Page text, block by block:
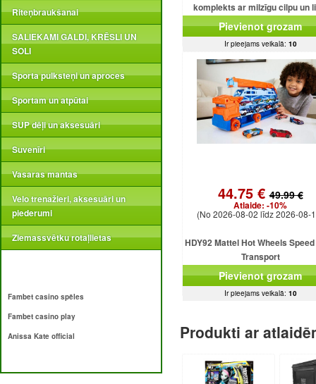
Riteņbraukšanai
SALIEKAMI GALDI, KRĒSLI UN
SOLI
Sporta pulksteņi un aproces
Sportam un atpūtai
SUP dēļi un aksesuāri
Suvenīri
Vasaras mantas
Velo trenažieri, aksesuāri un
piederumi
Ziemassvētku rotaļlietas
Fambet casino spēles
Fambet casino play
Anissa Kate official
komplekts ar milzīgu cilpu un
dinozauru
Pievienot grozam
Ir pieejams veikalā: 10
44.75 €49.99 €
Atlaide: -10%
(No 2026-08-02 līdz 2026-08-
HDY92 Mattel Hot Wheels
Transport
Pievienot grozam
Ir pieejams veikalā: 10
Produkti ar